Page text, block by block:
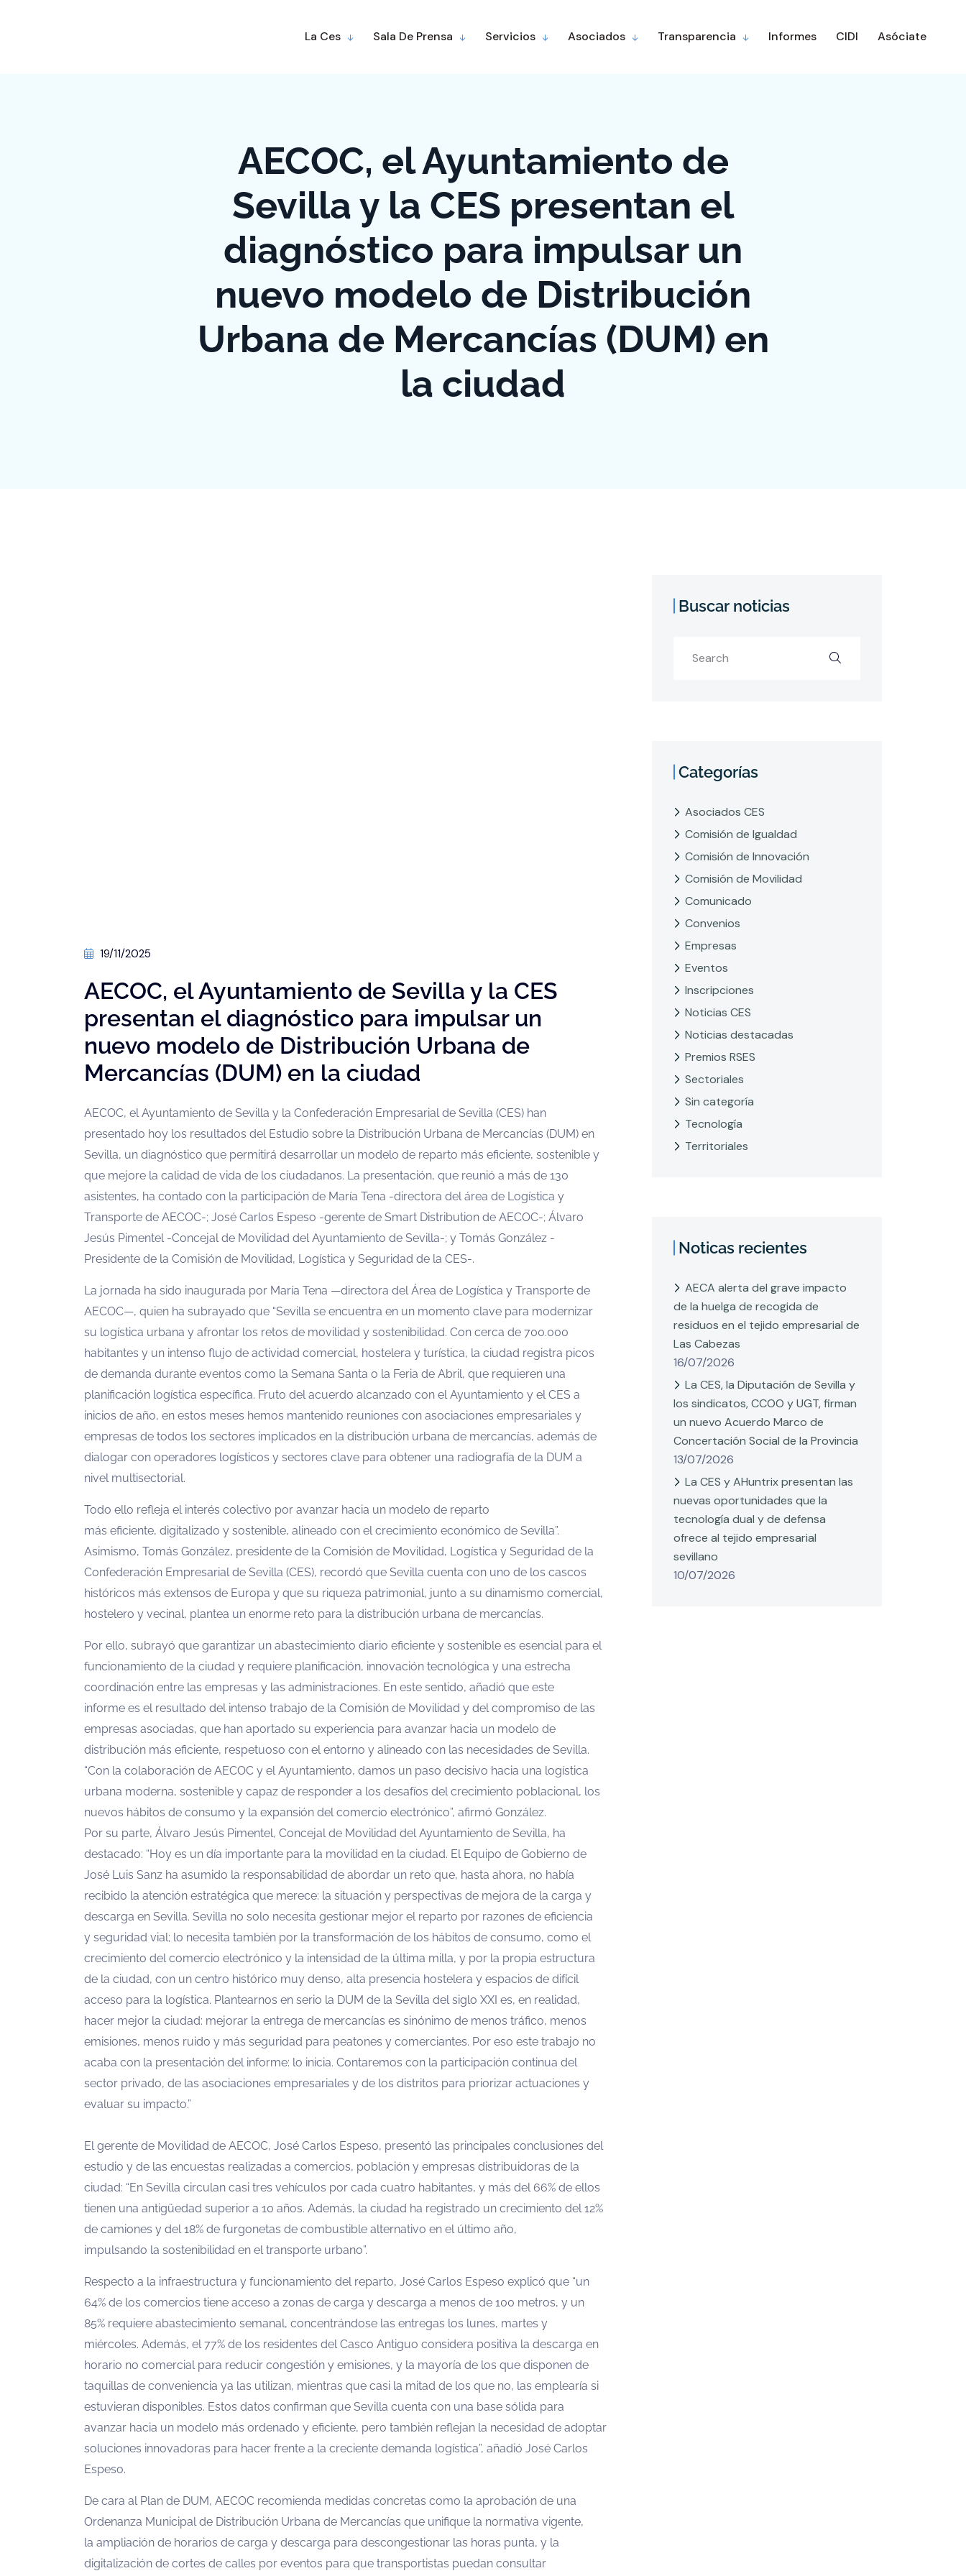
La Ces Sala De Prensa Servicios Asociados Transparencia Informes CIDI Asóciate
AECOC, el Ayuntamiento de
Sevilla y la CES presentan el
diagnóstico para impulsar un
nuevo modelo de Distribución
Urbana de Mercancías (DUM) en
la ciudad
19/11/2025
AECOC, el Ayuntamiento de Sevilla y la CES
presentan el diagnóstico para impulsar un
nuevo modelo de Distribución Urbana de
Mercancías (DUM) en la ciudad
AECOC, el Ayuntamiento de Sevilla y la Confederación Empresarial de Sevilla (CES) han
presentado hoy los resultados del Estudio sobre la Distribución Urbana de Mercancías (DUM) en
Sevilla, un diagnóstico que permitirá desarrollar un modelo de reparto más eficiente, sostenible y
que mejore la calidad de vida de los ciudadanos. La presentación, que reunió a más de 130
asistentes, ha contado con la participación de María Tena -directora del área de Logística y
Transporte de AECOC-; José Carlos Espeso -gerente de Smart Distribution de AECOC-; Álvaro
Jesús Pimentel -Concejal de Movilidad del Ayuntamiento de Sevilla-; y Tomás González -
Presidente de la Comisión de Movilidad, Logística y Seguridad de la CES-.
La jornada ha sido inaugurada por María Tena —directora del Área de Logística y Transporte de
AECOC—, quien ha subrayado que “Sevilla se encuentra en un momento clave para modernizar
su logística urbana y afrontar los retos de movilidad y sostenibilidad. Con cerca de 700.000
habitantes y un intenso flujo de actividad comercial, hostelera y turística, la ciudad registra picos
de demanda durante eventos como la Semana Santa o la Feria de Abril, que requieren una
planificación logística específica. Fruto del acuerdo alcanzado con el Ayuntamiento y el CES a
inicios de año, en estos meses hemos mantenido reuniones con asociaciones empresariales y
empresas de todos los sectores implicados en la distribución urbana de mercancías, además de
dialogar con operadores logísticos y sectores clave para obtener una radiografía de la DUM a
nivel multisectorial.
Todo ello refleja el interés colectivo por avanzar hacia un modelo de reparto
más eficiente, digitalizado y sostenible, alineado con el crecimiento económico de Sevilla”.
Asimismo, Tomás González, presidente de la Comisión de Movilidad, Logística y Seguridad de la
Confederación Empresarial de Sevilla (CES), recordó que Sevilla cuenta con uno de los cascos
históricos más extensos de Europa y que su riqueza patrimonial, junto a su dinamismo comercial,
hostelero y vecinal, plantea un enorme reto para la distribución urbana de mercancías.
Por ello, subrayó que garantizar un abastecimiento diario eficiente y sostenible es esencial para el
funcionamiento de la ciudad y requiere planificación, innovación tecnológica y una estrecha
coordinación entre las empresas y las administraciones. En este sentido, añadió que este
informe es el resultado del intenso trabajo de la Comisión de Movilidad y del compromiso de las
empresas asociadas, que han aportado su experiencia para avanzar hacia un modelo de
distribución más eficiente, respetuoso con el entorno y alineado con las necesidades de Sevilla.
“Con la colaboración de AECOC y el Ayuntamiento, damos un paso decisivo hacia una logística
urbana moderna, sostenible y capaz de responder a los desafíos del crecimiento poblacional, los
nuevos hábitos de consumo y la expansión del comercio electrónico”, afirmó González.
Por su parte, Álvaro Jesús Pimentel, Concejal de Movilidad del Ayuntamiento de Sevilla, ha
destacado: “Hoy es un día importante para la movilidad en la ciudad. El Equipo de Gobierno de
José Luis Sanz ha asumido la responsabilidad de abordar un reto que, hasta ahora, no había
recibido la atención estratégica que merece: la situación y perspectivas de mejora de la carga y
descarga en Sevilla. Sevilla no solo necesita gestionar mejor el reparto por razones de eficiencia
y seguridad vial; lo necesita también por la transformación de los hábitos de consumo, como el
crecimiento del comercio electrónico y la intensidad de la última milla, y por la propia estructura
de la ciudad, con un centro histórico muy denso, alta presencia hostelera y espacios de difícil
acceso para la logística. Plantearnos en serio la DUM de la Sevilla del siglo XXI es, en realidad,
hacer mejor la ciudad: mejorar la entrega de mercancías es sinónimo de menos tráfico, menos
emisiones, menos ruido y más seguridad para peatones y comerciantes. Por eso este trabajo no
acaba con la presentación del informe: lo inicia. Contaremos con la participación continua del
sector privado, de las asociaciones empresariales y de los distritos para priorizar actuaciones y
evaluar su impacto.”
El gerente de Movilidad de AECOC, José Carlos Espeso, presentó las principales conclusiones del
estudio y de las encuestas realizadas a comercios, población y empresas distribuidoras de la
ciudad: “En Sevilla circulan casi tres vehículos por cada cuatro habitantes, y más del 66% de ellos
tienen una antigüedad superior a 10 años. Además, la ciudad ha registrado un crecimiento del 12%
de camiones y del 18% de furgonetas de combustible alternativo en el último año,
impulsando la sostenibilidad en el transporte urbano”.
Respecto a la infraestructura y funcionamiento del reparto, José Carlos Espeso explicó que “un
64% de los comercios tiene acceso a zonas de carga y descarga a menos de 100 metros, y un
85% requiere abastecimiento semanal, concentrándose las entregas los lunes, martes y
miércoles. Además, el 77% de los residentes del Casco Antiguo considera positiva la descarga en
horario no comercial para reducir congestión y emisiones, y la mayoría de los que disponen de
taquillas de conveniencia ya las utilizan, mientras que casi la mitad de los que no, las emplearía si
estuvieran disponibles. Estos datos confirman que Sevilla cuenta con una base sólida para
avanzar hacia un modelo más ordenado y eficiente, pero también reflejan la necesidad de adoptar
soluciones innovadoras para hacer frente a la creciente demanda logística”, añadió José Carlos
Espeso.
De cara al Plan de DUM, AECOC recomienda medidas concretas como la aprobación de una
Ordenanza Municipal de Distribución Urbana de Mercancías que unifique la normativa vigente,
la ampliación de horarios de carga y descarga para descongestionar las horas punta, y la
digitalización de cortes de calles por eventos para que transportistas puedan consultar
Buscar noticias
Categorías
Asociados CES
Comisión de Igualdad
Comisión de Innovación
Comisión de Movilidad
Comunicado
Convenios
Empresas
Eventos
Inscripciones
Noticias CES
Noticias destacadas
Premios RSES
Sectoriales
Sin categoría
Tecnología
Territoriales
Noticas recientes
AECA alerta del grave impacto
de la huelga de recogida de
residuos en el tejido empresarial de
Las Cabezas
16/07/2026
La CES, la Diputación de Sevilla y
los sindicatos, CCOO y UGT, firman
un nuevo Acuerdo Marco de
Concertación Social de la Provincia
13/07/2026
La CES y AHuntrix presentan las
nuevas oportunidades que la
tecnología dual y de defensa
ofrece al tejido empresarial
sevillano
10/07/2026